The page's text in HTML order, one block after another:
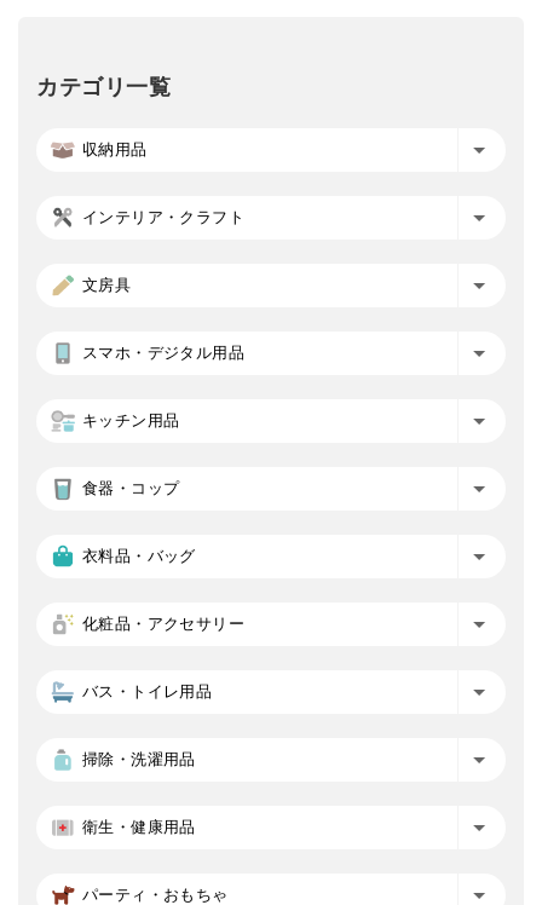
カテゴリ一覧
収納用品
インテリア・クラフト
文房具
スマホ・デジタル用品
キッチン用品
食器・コップ
衣料品・バッグ
化粧品・アクセサリー
バス・トイレ用品
掃除・洗濯用品
衛生・健康用品
パーティ・おもちゃ